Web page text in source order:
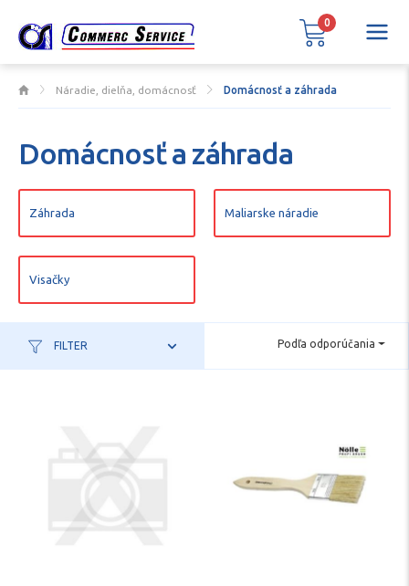
Náradie, dielňa, domácnosť Domácnosť a záhrada
Domácnosť a záhrada
Záhrada Maliarske náradie
Visačky
FILTER Podľa odporúčania
0